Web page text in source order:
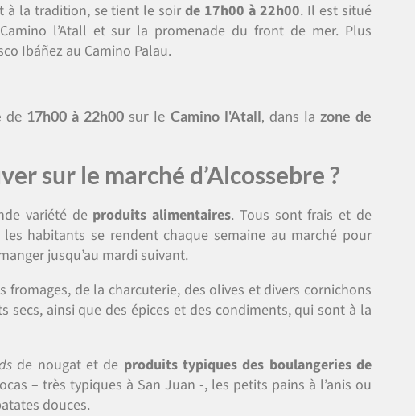
à la tradition, se tient le soirde 17h00 à 22h00. Il est situé
l’Atall et sur la promenade du front de mer. Plus
Ibáñez au Camino Palau.
de 17h00 à 22h00sur le Camino l'Atall, dans la zone de
sur le marché d’Alcossebre ?
variété de produits alimentaires. Tous sont frais et de
habitants se rendent chaque semaine au marché pour
jusqu’au mardi suivant.
fromages, de la charcuterie, des olives et divers cornichons
secs, ainsi que des épices et des condiments, qui sont à la
de nougat et de produits typiques des boulangeries de
– très typiques à San Juan -, les petits pains à l’anis ou
douces.